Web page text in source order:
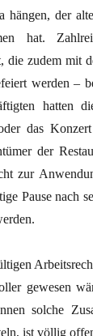
hängen, der
hat.
die zudem mit
werden –
hatten
das
der
zur
Pause nach
gewesen
solche
ist völlig